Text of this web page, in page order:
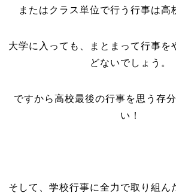
またはクラス単位で行う行事は高
大学に入っても、まとまって行事を
どないでしょう。
ですから高校最後の行事を思う存
い！
そして、学校行事に全力で取り組ん